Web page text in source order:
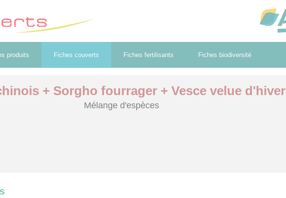
produits Fiches couverts Fiches fertilisants Fiches biodiversité
+ Sorgho fourrager + Vesce velue d'hiver
Mélange d'espèces